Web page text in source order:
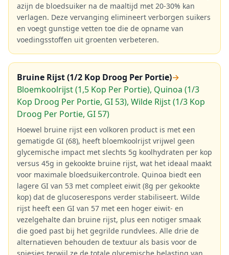
azijn de bloedsuiker na de maaltijd met 20-30% kan
verlagen. Deze vervanging elimineert verborgen suikers
en voegt gunstige vetten toe die de opname van
voedingsstoffen uit groenten verbeteren.
Bruine Rijst (1/2 Kop Droog Per Portie)→
Bloemkoolrijst (1,5 Kop Per Portie), Quinoa (1/3
Kop Droog Per Portie, GI 53), Wilde Rijst (1/3 Kop
Droog Per Portie, GI 57)
Hoewel bruine rijst een volkoren product is met een
gematigde GI (68), heeft bloemkoolrijst vrijwel geen
glycemische impact met slechts 5g koolhydraten per kop
versus 45g in gekookte bruine rijst, wat het ideaal maakt
voor maximale bloedsuikercontrole. Quinoa biedt een
lagere GI van 53 met compleet eiwit (8g per gekookte
kop) dat de glucoserespons verder stabiliseert. Wilde
rijst heeft een GI van 57 met een hoger eiwit- en
vezelgehalte dan bruine rijst, plus een notiger smaak
die goed past bij het gegrilde rundvlees. Alle drie de
alternatieven behouden de textuur als basis voor de